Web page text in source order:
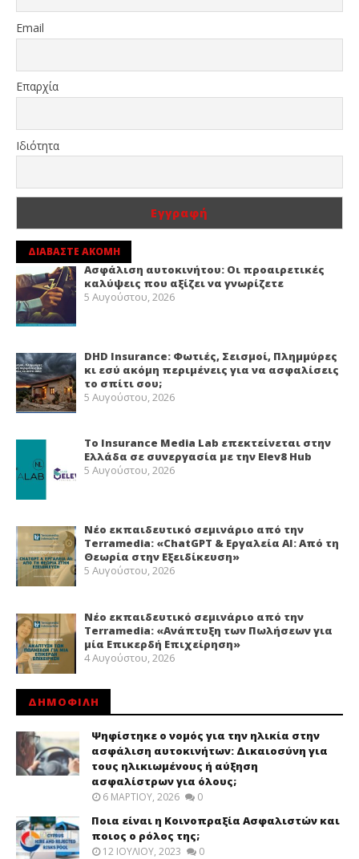
Email
Επαρχία
Ιδιότητα
ΔΙΑΒΑΣΤΕ ΑΚΟΜΗ
Ασφάλιση αυτοκινήτου: Οι προαιρετικές
καλύψεις που αξίζει να γνωρίζετε
5 Αυγούστου, 2026
DHD Insurance: Φωτιές, Σεισμοί, Πλημμύρες
κι εσύ ακόμη περιμένεις για να ασφαλίσεις
το σπίτι σου;
5 Αυγούστου, 2026
Το Insurance Media Lab επεκτείνεται στην
Ελλάδα σε συνεργασία με την Elev8 Hub
5 Αυγούστου, 2026
Νέο εκπαιδευτικό σεμινάριο από την
Terramedia: «ChatGPT & Εργαλεία ΑΙ: Από τη
Θεωρία στην Εξειδίκευση»
5 Αυγούστου, 2026
Νέο εκπαιδευτικό σεμινάριο από την
Terramedia: «Ανάπτυξη των Πωλήσεων για
μία Επικερδή Επιχείρηση»
4 Αυγούστου, 2026
ΔΗΜΟΦΙΛΗ
Ψηφίστηκε ο νομός για την ηλικία στην
ασφάλιση αυτοκινήτων: Δικαιοσύνη για
τους ηλικιωμένους ή αύξηση
ασφαλίστρων για όλους;
6 ΜΑΡΤΊΟΥ, 2026 0
Ποια είναι η Κοινοπραξία Ασφαλιστών και
ποιος ο ρόλος της;
12 ΙΟΥΛΊΟΥ, 2023 0